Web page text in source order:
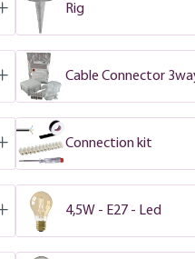
Rig
Cable Connector
Connection kit
4,5W - E27 - Led